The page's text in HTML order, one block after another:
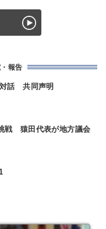
報告
対話 共同声明
戦 猿田代表が地方議会